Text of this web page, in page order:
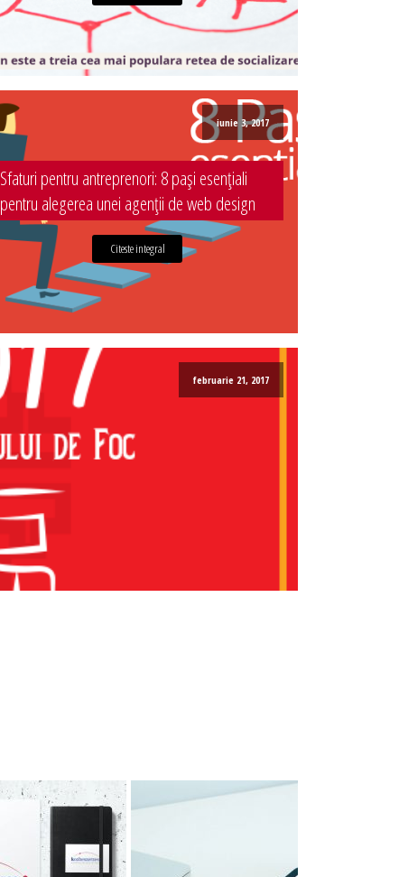
iunie 3, 2017
Sfaturi pentru antreprenori: 8 pași esențiali
pentru alegerea unei agenții de web design
Citeste integral
februarie 21, 2017